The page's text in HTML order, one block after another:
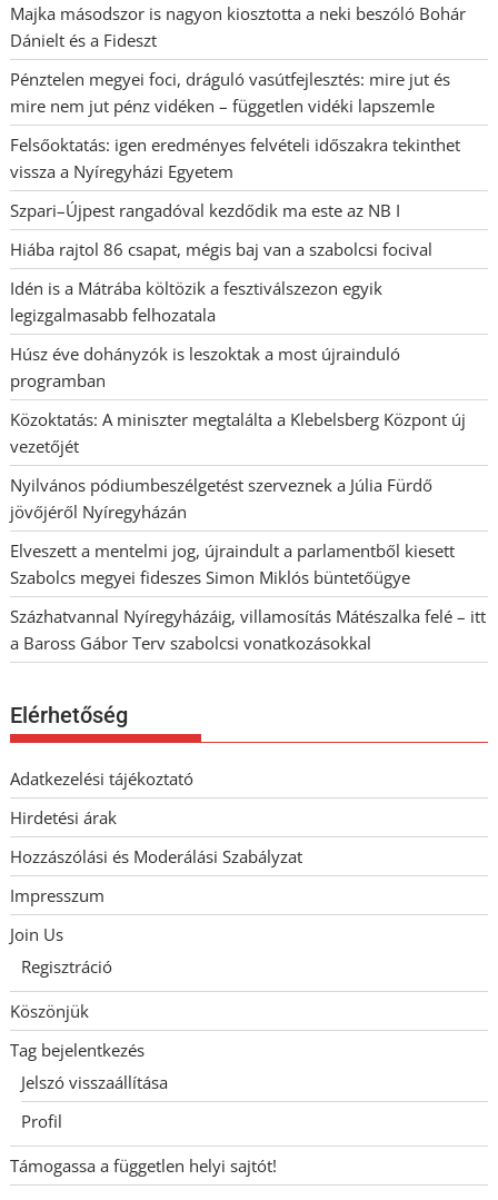
Majka másodszor is nagyon kiosztotta a neki beszóló Bohár
Dánielt és a Fideszt
Pénztelen megyei foci, dráguló vasútfejlesztés: mire jut és
mire nem jut pénz vidéken – független vidéki lapszemle
Felsőoktatás: igen eredményes felvételi időszakra tekinthet
vissza a Nyíregyházi Egyetem
Szpari–Újpest rangadóval kezdődik ma este az NB I
Hiába rajtol 86 csapat, mégis baj van a szabolcsi focival
Idén is a Mátrába költözik a fesztiválszezon egyik
legizgalmasabb felhozatala
Húsz éve dohányzók is leszoktak a most újrainduló
programban
Közoktatás: A miniszter megtalálta a Klebelsberg Központ új
vezetőjét
Nyilvános pódiumbeszélgetést szerveznek a Júlia Fürdő
jövőjéről Nyíregyházán
Elveszett a mentelmi jog, újraindult a parlamentből kiesett
Szabolcs megyei fideszes Simon Miklós büntetőügye
Százhatvannal Nyíregyházáig, villamosítás Mátészalka felé – itt
a Baross Gábor Terv szabolcsi vonatkozásokkal
Elérhetőség
Adatkezelési tájékoztató
Hirdetési árak
Hozzászólási és Moderálási Szabályzat
Impresszum
Join Us
Regisztráció
Köszönjük
Tag bejelentkezés
Jelszó visszaállítása
Profil
Támogassa a független helyi sajtót!